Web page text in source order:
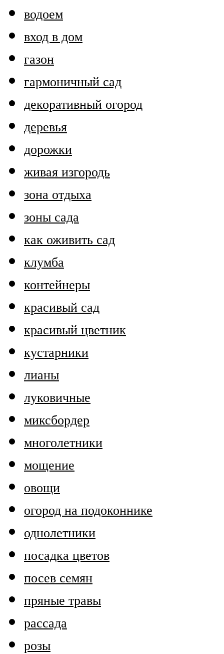
водоем
вход в дом
газон
гармоничный сад
декоративный огород
деревья
дорожки
живая изгородь
зона отдыха
зоны сада
как оживить сад
клумба
контейнеры
красивый сад
красивый цветник
кустарники
лианы
луковичные
миксбордер
многолетники
мощение
овощи
огород на подоконнике
однолетники
посадка цветов
посев семян
пряные травы
рассада
розы